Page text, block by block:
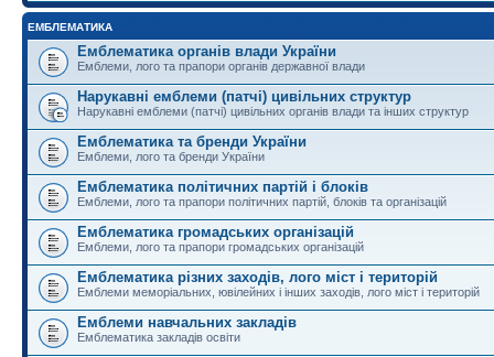
ЕМБЛЕМАТИКА
Емблематика органів влади України
Емблеми, лого та прапори органів державної влади
Нарукавні емблеми (патчі) цивільних структур
Нарукавні емблеми (патчі) цивільних органів влади та інших структур
Емблематика та бренди України
Емблеми, лого та бренди України
Емблематика політичних партій і блоків
Емблеми, лого та прапори політичних партій, блоків та організацій
Емблематика громадських організацій
Емблеми, лого та прапори громадських організацій
Емблематика різних заходів, лого міст і територій
Емблеми меморіальних, ювілейних і інших заходів, лого міст і територій
Емблеми навчальних закладів
Емблематика закладів освіти